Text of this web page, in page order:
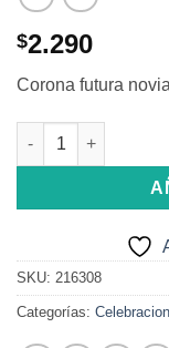
$2.290
Corona futura
Corona futura
SKU: 216308
Categorías: